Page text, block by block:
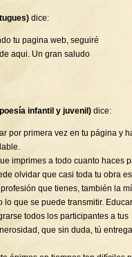
dice:
tu pagina web, seguiré
aqui. Un gran saludo
infantil y juvenil) dice:
por primera vez en tu página y
imprimes a todo cuanto haces
olvidar que casi toda tu obra
que tienes, también la
que se puede transmitir.
todos los participantes a tus
que sin duda, tú